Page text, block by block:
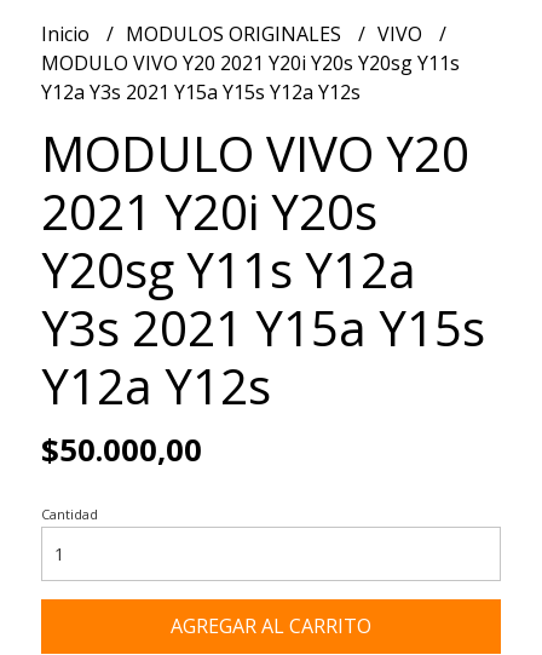
Inicio MODULOS ORIGINALES
VIVO
MODULO VIVO Y20 2021 Y20i Y20s Y20sg Y11s
Y12a Y3s 2021 Y15a Y15s Y12a Y12s
MODULO VIVO Y20
2021 Y20i Y20s
Y20sg Y11s Y12a
Y3s 2021 Y15a Y15s
Y12a Y12s
$50.000,00
Cantidad
AGREGAR AL CARRITO